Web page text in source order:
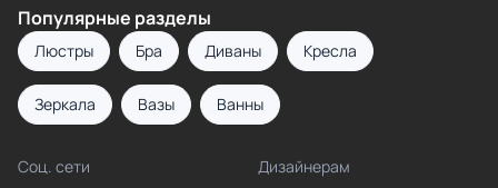
Популярные разделы
Люстры Бра Диваны Кресла
Зеркала Вазы Ванны
Соц. сети Дизайнерам